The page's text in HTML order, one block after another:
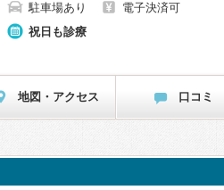
駐車場あり
電子決済可
祝日も診療
地図・アクセス 口コミ